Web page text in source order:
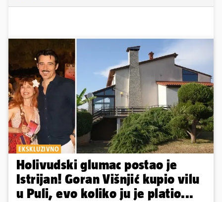
EKSKLUZIVNO
Holivudski glumac postao je
Istrijan! Goran Višnjić kupio vilu
u Puli, evo koliko ju je platio...